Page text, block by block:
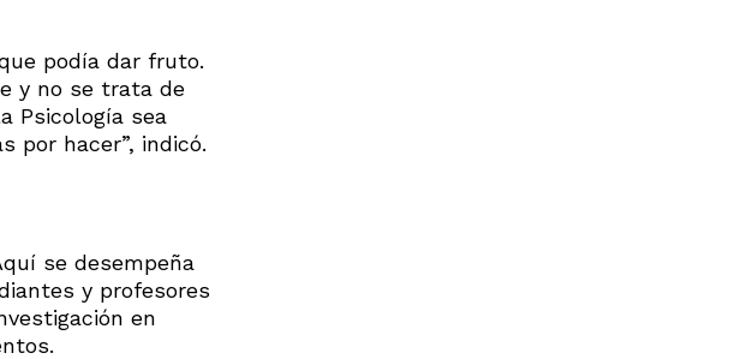
podía dar fruto.
y no se trata de
Psicología sea
por hacer”, indicó.
se desempeña
y profesores
en